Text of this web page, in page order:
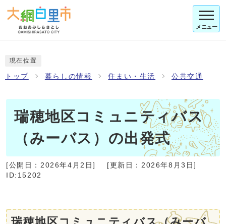
メニュー
現在位置
トップ 暮らしの情報 住まい・生活 公共交通
瑞穂地区コミュニティバス
（みーバス）の出発式
[公開日： 2026年4月2日] [更新日： 2026年8月3日]
ID:15202
瑞穂地区コミュニティバス（みーバ